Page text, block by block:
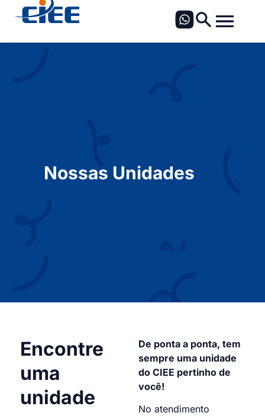
Nossas Unidades
Encontre
uma
unidade
De ponta a ponta, tem
sempre uma unidade
do CIEE pertinho de
você!
No atendimento